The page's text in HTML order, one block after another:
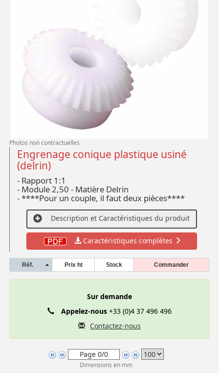
Photos non contractuelles
Engrenage conique plastique usiné
(delrin)
- Rapport 1:1
- Module 2,50 - Matière Delrin
- ****Pour un couple, il faut deux pièces****
Description et Caractéristiques du produit
Caractéristiques complètes
Réf. Prix ht Stock Commander
Sur demande
Appelez-nous +33 (0)4 37 496 496
Contactez-nous
Dimensions en mm